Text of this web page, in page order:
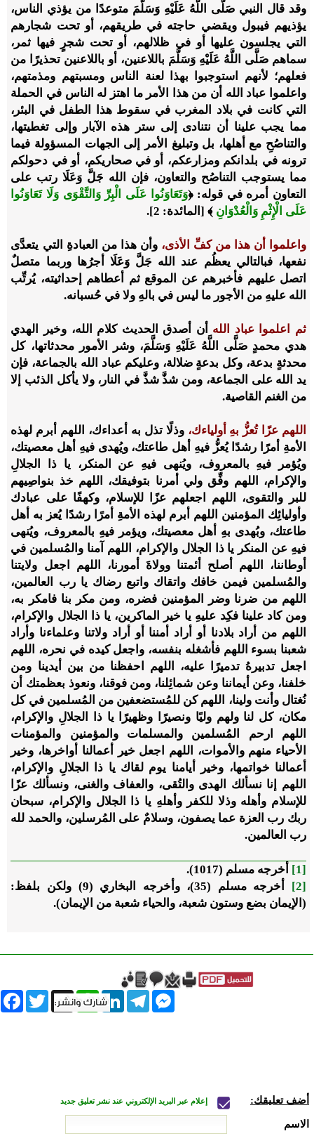
وقد قال النبي صَلَّى اللَّهُ عَلَيْهِ وَسَلَّمَ متوعدًا من يؤذي الناس،
يؤذيهم فيبول ويقضي حاجته في طريقهم، أو تحت شجارهم
التي يجلسون عليها أو في ظلالهم، أو تحت شجرٍ فيها ثمر،
سماهم صَلَّى اللَّهُ عَلَيْهِ وَسَلَّمَ باللاعنين، أو باللاعنين تحذيرًا من
فعلهم؛ لأنهم استوجبوا بهذا لعنة الناس ومسبتهم ومذمتهم،
واعلموا عباد الله أن من هذا الأمر ما اهتز له الناس في الحملة
التي كانت في بلاد المغرب في سقوط هذا الطفل في البئر،
مما يجب علينا أن نتنادى إلى ستر هذه الآبار وإلى تغطيتها،
والتناصُحِ مع أهلها، بل وتبليغ الأمر إلى الجهات المسؤولة فيما
ترونه في بلدانكم ومزارعكم، أو في صحاريكم، أو في دحولكم
مما يستوجب التناصُح والتعاون، فإن الله جَلَّ وَعَلَا رتب على
التعاون أمره في قوله: ﴿وَتَعَاوَنُوا عَلَى الْبِرِّ وَالتَّقْوَى وَلَا تَعَاوَنُوا
عَلَى الْإِثْمِ وَالْعُدْوَانِ ﴾ [المائدة: 2].
واعلموا أن هذا من كفِّ الأذى،وأن هذا من العبادةِ التي يتعدَّى
نفعها، فبالتالي يعظُم عند الله جَلَّ وَعَلَا أجرُها وربما متصلٌ
اتصل عليهم فأخبرهم عن الموقع ثم أعطاهم إحداثيته، يُرتِّب
الله عليهِ من الأجور ما ليس في بالهِ ولا في حُسبانه.
ثم اعلموا عباد الله
أن أصدق الحديث كلام الله، وخير الهدي
هدي محمدٍ صَلَّى اللَّهُ عَلَيْهِ وَسَلَّمَ، وشر الأمور محدثاتها، كل
محدثةٍ بدعة، وكل بدعةٍ ضلالة، وعليكم عباد الله بالجماعة، فإن
يد الله على الجماعة، ومن شذَّ شذَّ في النار، ولا يأكل الذئب إلا
من الغنم القاصية.
اللهم عزًا تُعزُّ بهِ أولياءك،وذلًا تذل به أعداءك، اللهم أبرم لهذه
الأمةِ أمرًا رشدًا يُعزُّ فيهِ أهل طاعتك، ويُهدى فيهِ أهل معصيتك،
ويُؤمر فيهِ بالمعروف، ويُنهى فيهِ عن المنكر، يا ذا الجلالِ
والإكرام، اللهم وفِّق ولي أمرنا بتوفيقك، اللهم خذ بنواصِيهم
للبر والتقوى، اللهم اجعلهم عزًا للإسلام، وكهفًا على عبادك
وأوليائِك المؤمنين اللهم أبرم لهذه الأمةِ أمرًا رشدًا يُعز به أهل
طاعتك، وبُهدى بهِ أهل معصيتك، ويؤمر فيهِ بالمعروف، ويُنهى
فيهِ عن المنكر يا ذا الجلال والإكرام، اللهم آمنا والمُسلمين في
أوطاننا، اللهم أصلح أئمتنا وولاةَ أمورنا، اللهم اجعل ولايتنا
والمُسلمين فيمن خافك واتقاك واتبع رضاك يا رب العالمين،
اللهم من ضرنا وضر المؤمنين فضره، ومن مكر بنا فامكر به،
ومن كاد علينا فكِد عليهِ يا خير الماكرين، يا ذا الجلال والإكرام،
اللهم من أراد بلادنا أو أراد أمننا أو أراد ولاتنا وعلماءنا وأراد
شعبنا بسوء اللهم فأشغله بنفسه، واجعل كيده في نحره، اللهم
اجعل تدبيرهُ تدميرًا عليه، اللهم احفظنا من بين أيدينا ومن
خلفنا، وعن أيماننا وعن شمائِلنا، ومن فوقنا، ونعوذ بعظمتك أن
نُغتال وأنت ولينا، اللهم كن للمُستضعفين من المُسلمين في كل
مكان، كل لنا ولهم وليًا ونصيرًا وظهيرًا يا ذا الجلالِ والإكرام،
اللهم ارحم المُسلمين والمسلمات والمؤمنين والمؤمنات
الأحياء منهم والأموات، اللهم اجعل خير أعمالنا أواخرها، وخير
أعمالنا خواتمها، وخير أيامنا يوم لقاك يا ذا الجلالِ والإكرام،
اللهم إنا نسألك الهدى والتُقى، والعفاف والغنى، ونسألك عزًا
للإسلام وأهله وذلا للكفر وأهلهِ يا ذا الجلال والإكرام، سبحان
ربك رب العزة عما يصفون، وسلامٌ على المُرسلين، والحمد لله
رب العالمين.
[1]
أخرجه مسلم (1017).
[2]
أخرجه مسلم (35)، وأخرجه البخاري (9) ولكن بلفظ:
(الإيمان بضع وستون شعبة، والحياء شعبة من الإيمان).
Twitter X
WhatsAppLinkedInTelegram
Messenger
أضف تعليقك: إعلام عبر البريد الإلكتروني عند نشر تعليق جديد
الاسم